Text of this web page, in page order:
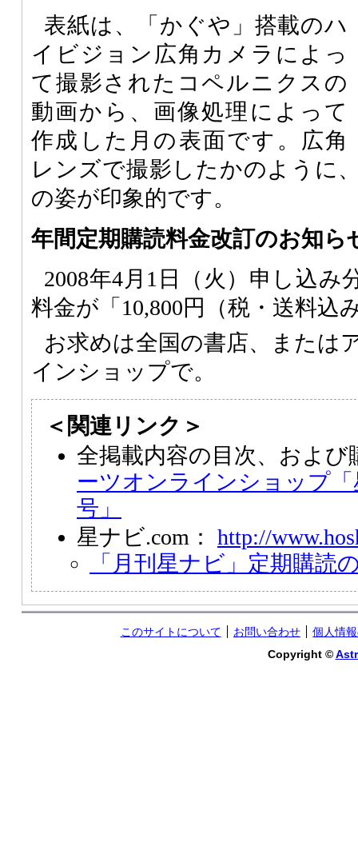
表紙は、「かぐや」搭載のハ
イビジョン広角カメラによっ
て撮影されたコペルニクスの
動画から、画像処理によって
作成した月の表面です。広角
レンズで撮影したかのように
の姿が印象的です。
年間定期購読料金改訂のお知ら
2008年4月1日（火）申し込み
料金が「10,800円（税・送料込
お求めは全国の書店、または
インショップで。
＜関連リンク＞
全掲載内容の目次、およ
ーツオンラインショップ「
号」
星ナビ.com： http://
「月刊星ナビ」定期購読
このサイトについて お問い合わせ
個人情
Copyright ©